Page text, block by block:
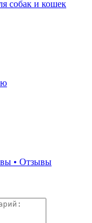
собак и кошек
• Отзывы